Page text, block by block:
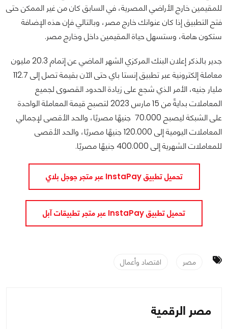
للمقيمين خارج الأراضي المصرية، في السابق كان من غير الممكن حتى
فتح التطبيق إذا كان عنوانك خارج مصر، وبالتالي فإن هذه الإضافة
ستكون هامة، وستسهل حياة المقيمين داخل وخارج مصر.
جدير بالذكر إعلان البنك المركزي الشهر الماضي عن إتمام 20.3 مليون
معاملة إلكترونية عبر تطبيق إنستا باي حتى الآن بقيمة تصل إلى 112.7
مليار جنيه، الأمر الذي شجع على زيادة الحدود القصوى لجميع
المعاملات بدايةً من 15 مارس 2023 لتصبح قيمة المعاملة الواحدة
على الشبكة ليصبح 70.000 جنيهًا مصريًا، والحد الأقصى لإجمالي
المعاملات اليومية إلى 120.000 جنيهًا مصريًا، والحد الأقصى
للمعاملات الشهرية إلى 400.000 جنيهًا مصريًا.
تحميل تطبيق InstaPay عبر متجر جوجل بلاي
تحميل تطبيق InstaPay عبر متجر تطبيقات آبل
مصر اقتصاد وأعمال
مصر الرقمية